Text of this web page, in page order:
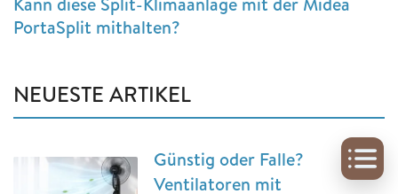
PortaSplit mithalten?
NEUESTE ARTIKEL
Günstig oder Falle?
Ventilatoren mit